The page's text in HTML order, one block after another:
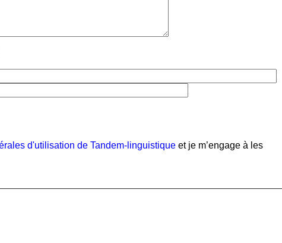
d'utilisation de Tandem-linguistique et je m’engage à les